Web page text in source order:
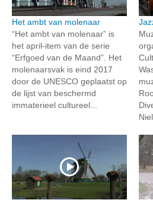
Het ambt van molenaar
“Het ambt van molenaar” is
het april-item van de serie
“Erfgoed van de Maand”. Het
molenaarsvak is eind 2017
door de UNESCO geplaatst op
de lijst van beschermd
immaterieel cultureel...